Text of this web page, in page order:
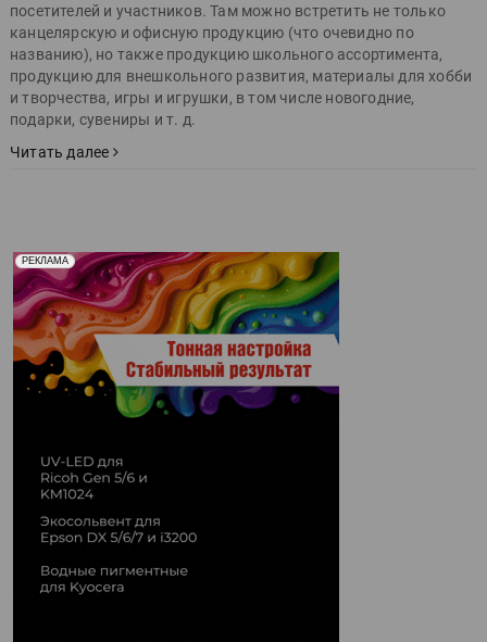
посетителей и участников. Там можно встретить не только
канцелярскую и офисную продукцию (что очевидно по
названию), но также продукцию школьного ассортимента,
продукцию для внешкольного развития, материалы для хобби
и творчества, игры и игрушки, в том числе новогодние,
подарки, сувениры и т. д.
Читать далее
РЕКЛАМА
Реклама. Рекламодатель ООО "Передовые Системы
Печати" erid: 2SDnjd2d4Qz